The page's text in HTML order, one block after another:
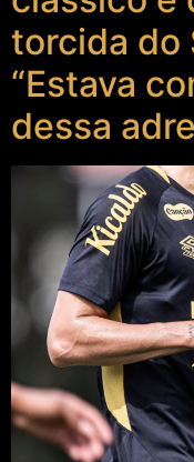
torcida do
“Estava
dessa